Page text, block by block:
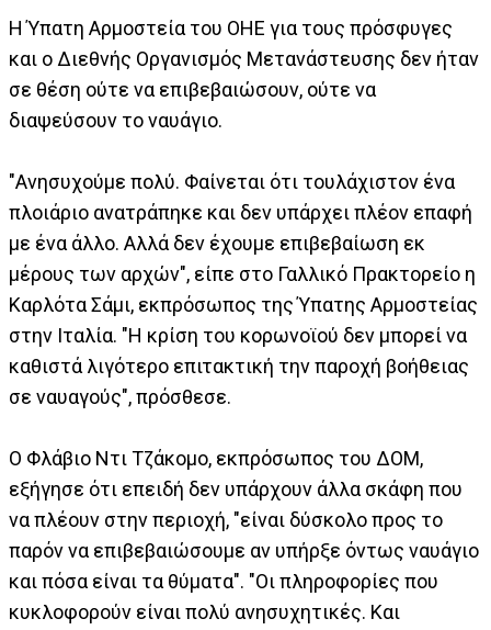
Η Ύπατη Αρμοστεία του ΟΗΕ για τους πρόσφυγες
και ο Διεθνής Οργανισμός Μετανάστευσης δεν ήταν
σε θέση ούτε να επιβεβαιώσουν, ούτε να
διαψεύσουν το ναυάγιο.
"Ανησυχούμε πολύ. Φαίνεται ότι τουλάχιστον ένα
πλοιάριο ανατράπηκε και δεν υπάρχει πλέον επαφή
με ένα άλλο. Αλλά δεν έχουμε επιβεβαίωση εκ
μέρους των αρχών", είπε στο Γαλλικό Πρακτορείο η
Καρλότα Σάμι, εκπρόσωπος της Ύπατης Αρμοστείας
στην Ιταλία. "Η κρίση του κορωνοϊού δεν μπορεί να
καθιστά λιγότερο επιτακτική την παροχή βοήθειας
σε ναυαγούς", πρόσθεσε.
Ο Φλάβιο Ντι Τζάκομο, εκπρόσωπος του ΔΟΜ,
εξήγησε ότι επειδή δεν υπάρχουν άλλα σκάφη που
να πλέουν στην περιοχή, "είναι δύσκολο προς το
παρόν να επιβεβαιώσουμε αν υπήρξε όντως ναυάγιο
και πόσα είναι τα θύματα". "Οι πληροφορίες που
κυκλοφορούν είναι πολύ ανησυχητικές. Και